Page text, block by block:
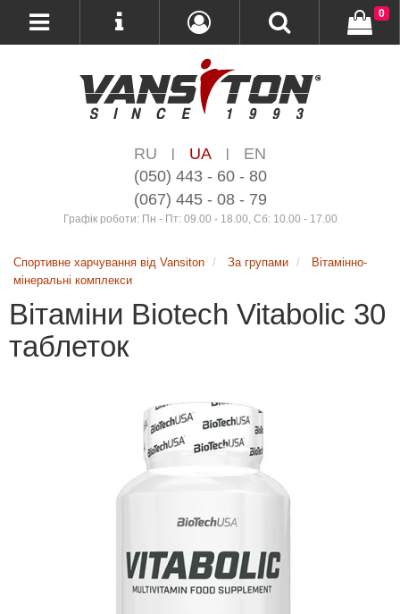
RU | UA |
EN
(050) 443 - 60 - 80
(067) 445 - 08 - 79
Графік роботи: Пн - Пт: 09.00 - 18.00, Сб: 10.00 - 17.00
0
Спортивне харчування від Vansiton За групами
Вітамінно-
мінеральні комплекси
Вітаміни Biotech Vitabolic 30
таблеток